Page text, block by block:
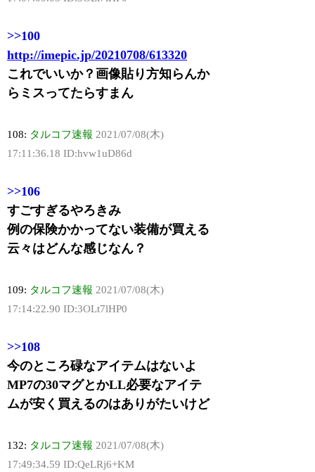
>>100
http://imepic.jp/20210708/613320
これでいいか？画像貼り方知らんか
らミスってたらすまん
108: タルコフ速報 2021/07/08(木)
17:11:36.18 ID:hvw1uD86d
>>106
すごすぎるやろきみ
例の保険かかってない装備が買える
云々はどんな感じなん？
109: タルコフ速報 2021/07/08(木)
17:14:22.90 ID:3OLt7lHP0
>>108
今のところ碌なアイテムはないよ
MP7の30マグとかLL必要なアイテ
ムが安く買えるのはありがたいけど
132: タルコフ速報 2021/07/08(木)
17:49:34.59 ID:QeLRj6+KM